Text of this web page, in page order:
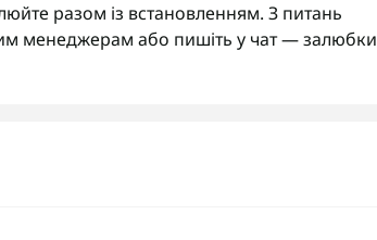
разом із встановленням. З питань
менеджерам або пишіть у чат — залюбки